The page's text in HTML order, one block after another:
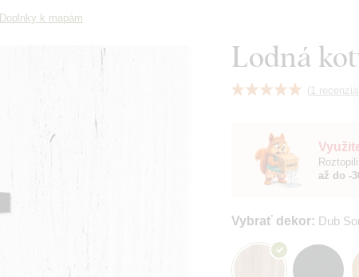
Doplnky k mapám
Lodná
( 1 recenzia
až do -
Vybrať dekor: Dub